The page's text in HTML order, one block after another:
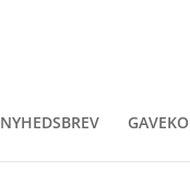
NYHEDSBREV